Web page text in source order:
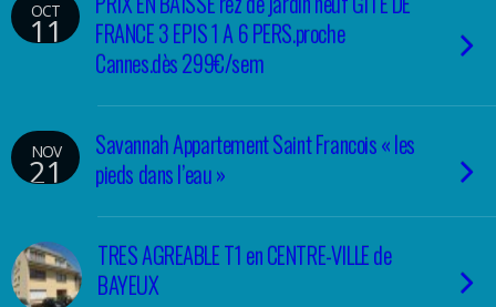
OCT
11
FRANCE 3 EPIS 1 A 6 PERS.proche
Cannes.dès 299€/sem
NOV
21
Savannah Appartement Saint Francois « les
pieds dans l’eau »
TRES AGREABLE T1 en CENTRE-VILLE de
BAYEUX